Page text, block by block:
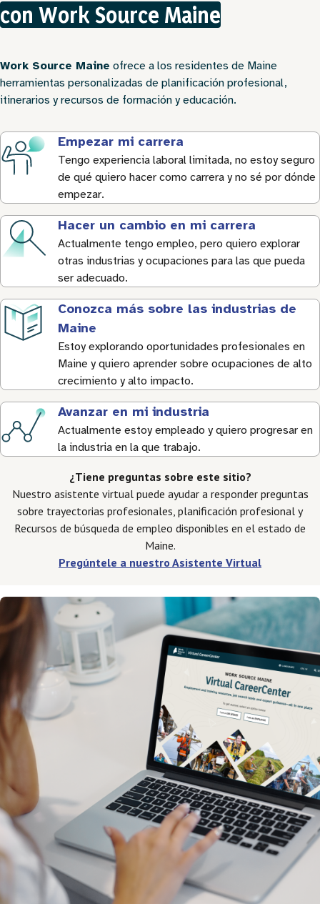
con Work Source Maine
Work Source Maine ofrece a los residentes de Maine
herramientas personalizadas de planificación profesional,
itinerarios y recursos de formación y educación.
Empezar mi carrera
Tengo experiencia laboral limitada, no estoy seguro
de qué quiero hacer como carrera y no sé por dónde
empezar.
Hacer un cambio en mi carrera
Actualmente tengo empleo, pero quiero explorar
otras industrias y ocupaciones para las que pueda
ser adecuado.
Conozca más sobre las industrias de
Maine
Estoy explorando oportunidades profesionales en
Maine y quiero aprender sobre ocupaciones de alto
crecimiento y alto impacto.
Avanzar en mi industria
Actualmente estoy empleado y quiero progresar en
la industria en la que trabajo.
¿Tiene preguntas sobre este sitio?
Nuestro asistente virtual puede ayudar a responder preguntas
sobre trayectorias profesionales, planificación profesional y
Recursos de búsqueda de empleo disponibles en el estado de
Maine.
Pregúntele a nuestro Asistente Virtual